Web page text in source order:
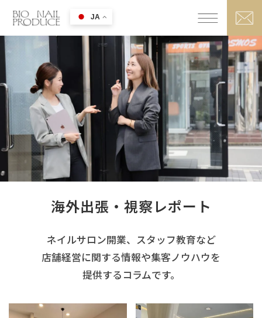
海外出張・視察レポート
ネイルサロン開業、スタッフ教育など
店舗経営に関する情報や集客ノウハウを
提供するコラムです。